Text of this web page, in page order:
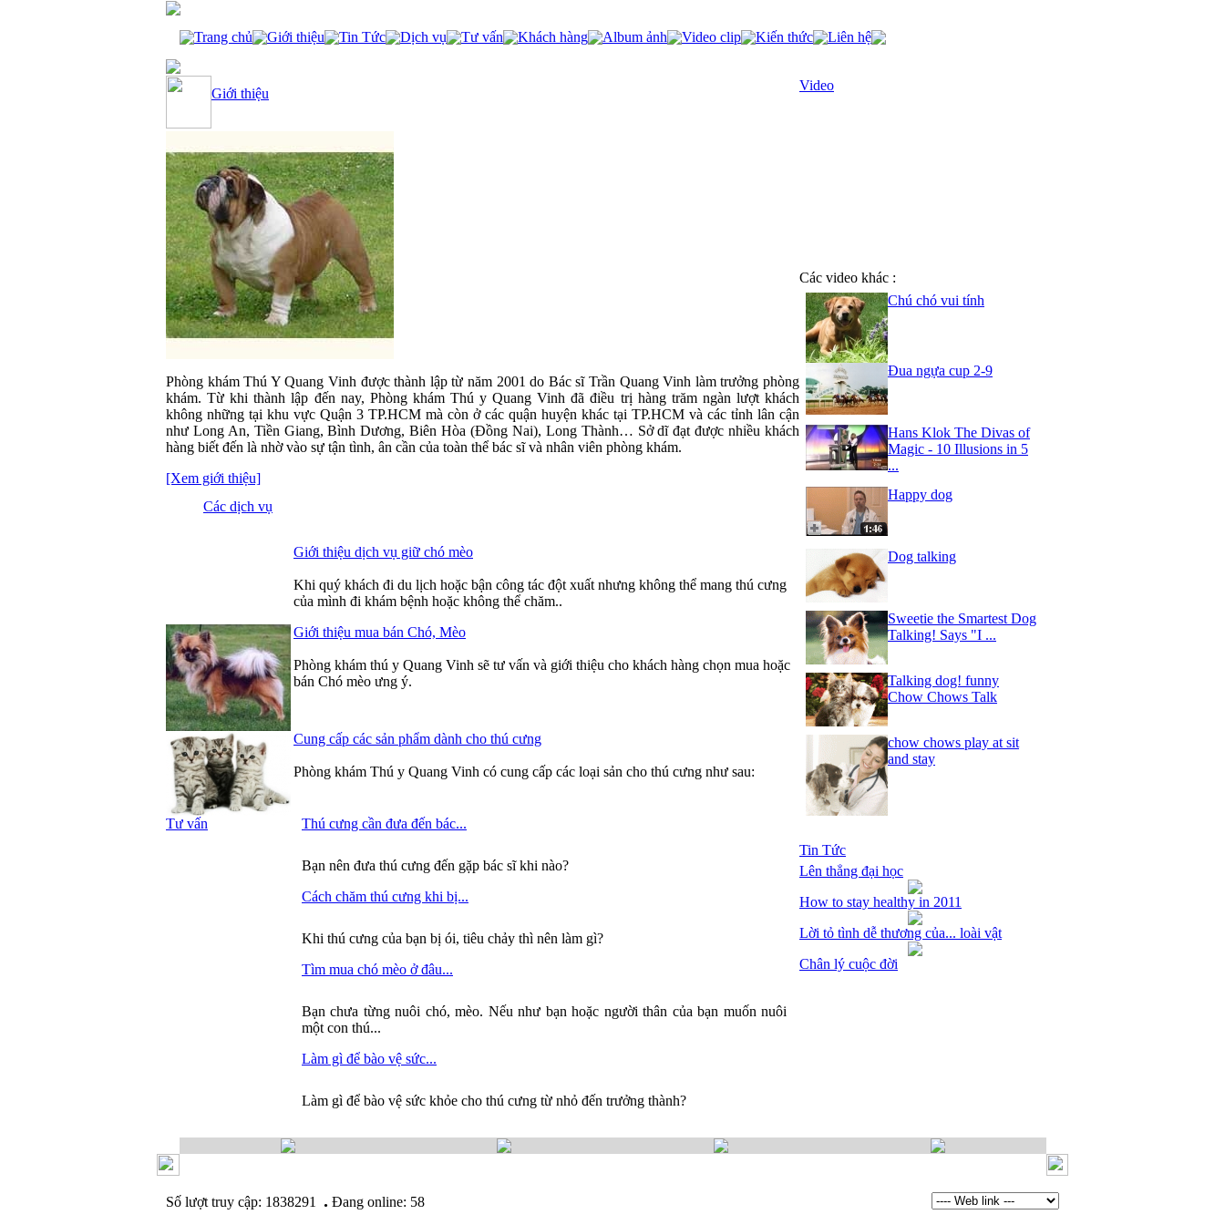
Trang chủ Giới thiệu Tin Tức Dịch vụ Tư vấn Khách hàng Album ảnh Video clip Kiến thức Liên hệ
Giới thiệu
Phòng khám Thú Y Quang Vinh được thành lập từ năm 2001 do Bác sĩ Trần Quang Vinh làm trưởng phòng
khám. Từ khi thành lập đến nay, Phòng khám Thú y Quang Vinh đã điều trị hàng trăm ngàn lượt khách
không những tại khu vực Quận 3 TP.HCM mà còn ở các quận huyện khác tại TP.HCM và các tỉnh lân cận
như Long An, Tiền Giang, Bình Dương, Biên Hòa (Đồng Nai), Long Thành… Sở dĩ đạt được nhiều khách
hàng biết đến là nhờ vào sự tận tình, ân cần của toàn thể bác sĩ và nhân viên phòng khám.
[Xem giới thiệu]
Các dịch vụ
Giới thiệu dịch vụ giữ chó mèo
Khi quý khách đi du lịch hoặc bận công tác đột xuất nhưng không thể mang thú cưng
của mình đi khám bệnh hoặc không thể chăm..
Giới thiệu mua bán Chó, Mèo
Phòng khám thú y Quang Vinh sẽ tư vấn và giới thiệu cho khách hàng chọn mua hoặc
bán Chó mèo ưng ý.
Cung cấp các sản phẩm dành cho thú cưng
Phòng khám Thú y Quang Vinh có cung cấp các loại sản cho thú cưng như sau:
Tư vấn Thú cưng cần đưa đến bác...
Bạn nên đưa thú cưng đến gặp bác sĩ khi nào?
Cách chăm thú cưng khi bị...
Khi thú cưng của bạn bị ói, tiêu chảy thì nên làm gì?
Tìm mua chó mèo ở đâu...
Bạn chưa từng nuôi chó, mèo. Nếu như bạn hoặc người thân của bạn muốn nuôi
một con thú...
Làm gì để bào vệ sức...
Làm gì để bào vệ sức khỏe cho thú cưng từ nhỏ đến trưởng thành?
Video
Các video khác :
Chú chó vui tính
Đua ngựa cup 2-9
Hans Klok The Divas of
Magic - 10 Illusions in 5
...
Happy dog
Dog talking
Sweetie the Smartest Dog
Talking! Says "I ...
Talking dog! funny
Chow Chows Talk
chow chows play at sit
and stay
Tin Tức
Lên thẳng đại học
How to stay healthy in 2011
Lời tỏ tình dễ thương của... loài vật
Chân lý cuộc đời
Số lượt truy cập: 1838291 . Đang online: 58